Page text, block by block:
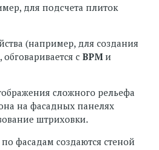
для подсчета плиток
(например, для создания
сBPM и
сложного рельефа
на фасадных панелях
штриховки.
фасадам создаются стеной